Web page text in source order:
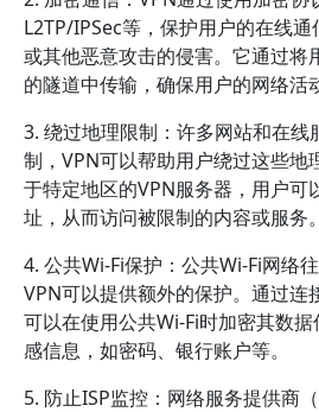
L2TP/IPSec等，保护用户的在线
或其他恶意攻击的侵害。它通过将
的隧道中传输，确保用户的网络活
3. 绕过地理限制：许多网站和在线
制，VPN可以帮助用户绕过这些地
于特定地区的VPN服务器，用户可
址，从而访问被限制的内容或服务。
4. 公共Wi-Fi保护：公共Wi-Fi网络
VPN可以提供额外的保护。通过连
可以在使用公共Wi-Fi时加密其数
感信息，如密码、银行账户等。
5. 防止ISP监控：网络服务提供商